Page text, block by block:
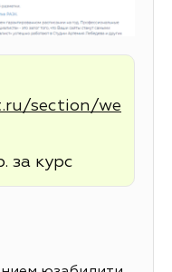
section/we
за курс